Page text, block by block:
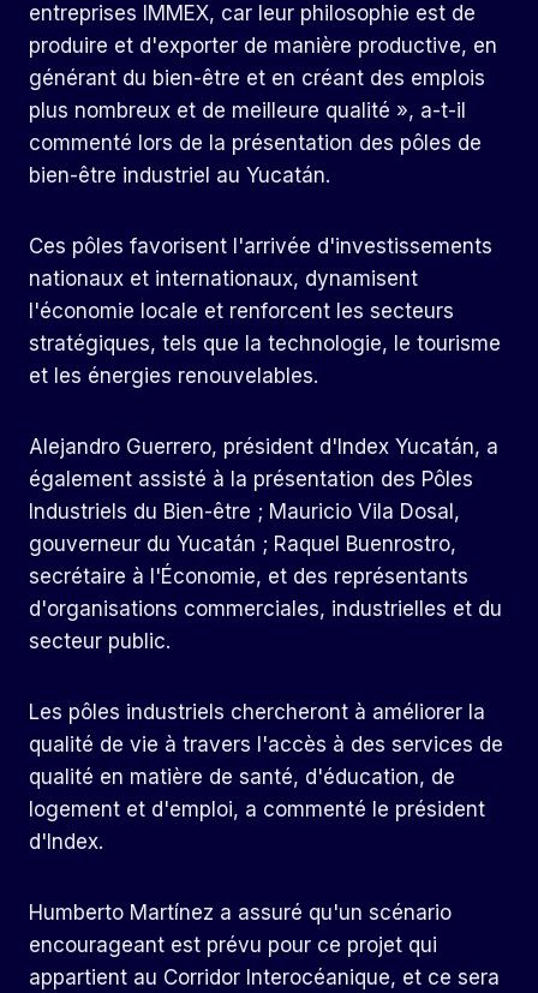
entreprises IMMEX, car leur philosophie est de
produire et d'exporter de manière productive, en
générant du bien-être et en créant des emplois
plus nombreux et de meilleure qualité », a-t-il
commenté lors de la présentation des pôles de
bien-être industriel au Yucatán.
Ces pôles favorisent l'arrivée d'investissements
nationaux et internationaux, dynamisent
l'économie locale et renforcent les secteurs
stratégiques, tels que la technologie, le tourisme
et les énergies renouvelables.
Alejandro Guerrero, président d'Index Yucatán, a
également assisté à la présentation des Pôles
Industriels du Bien-être ; Mauricio Vila Dosal,
gouverneur du Yucatán ; Raquel Buenrostro,
secrétaire à l'Économie, et des représentants
d'organisations commerciales, industrielles et du
secteur public.
Les pôles industriels chercheront à améliorer la
qualité de vie à travers l'accès à des services de
qualité en matière de santé, d'éducation, de
logement et d'emploi, a commenté le président
d'Index.
Humberto Martínez a assuré qu'un scénario
encourageant est prévu pour ce projet qui
appartient au Corridor Interocéanique, et ce sera